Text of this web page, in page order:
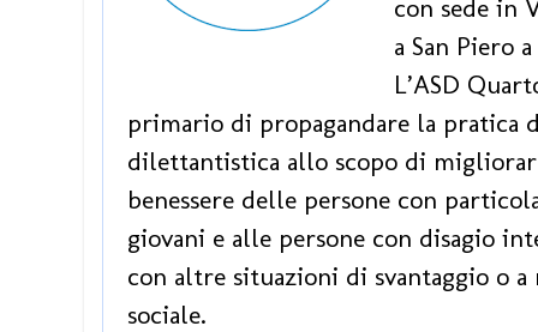
con sede in
a San Piero
L’ASD
primario di propagandare la pratica
dilettantistica allo scopo di
benessere delle persone con
giovani e alle persone con disagio
con altre situazioni di svantaggio o
sociale.